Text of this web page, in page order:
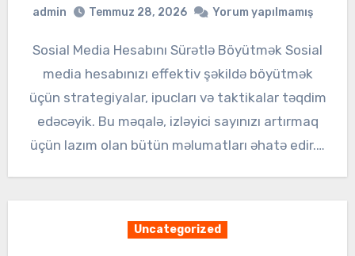
admin Temmuz 28, 2026 Yorum yapılmamış
Sosial Media Hesabını Sürətlə Böyütmək Sosial
media hesabınızı effektiv şəkildə böyütmək
üçün strategiyalar, ipucları və taktikalar təqdim
edəcəyik. Bu məqalə, izləyici sayınızı artırmaq
üçün lazım olan bütün məlumatları əhatə edir.…
Uncategorized